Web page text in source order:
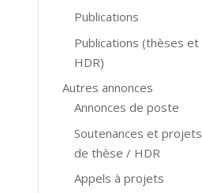
Publications
Publications (thèses et
HDR)
Autres annonces
Annonces de poste
Soutenances et projets
de thèse / HDR
Appels à projets